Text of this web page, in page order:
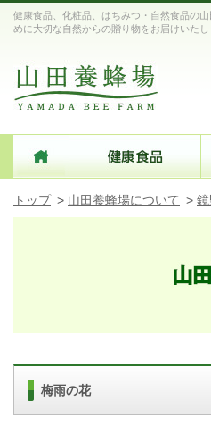
健康食品、化粧品、はちみつ・自然食品の
めに大切な自然からの贈り物をお届けいたし
トップ > 山田養蜂場について > 鏡
梅雨の花